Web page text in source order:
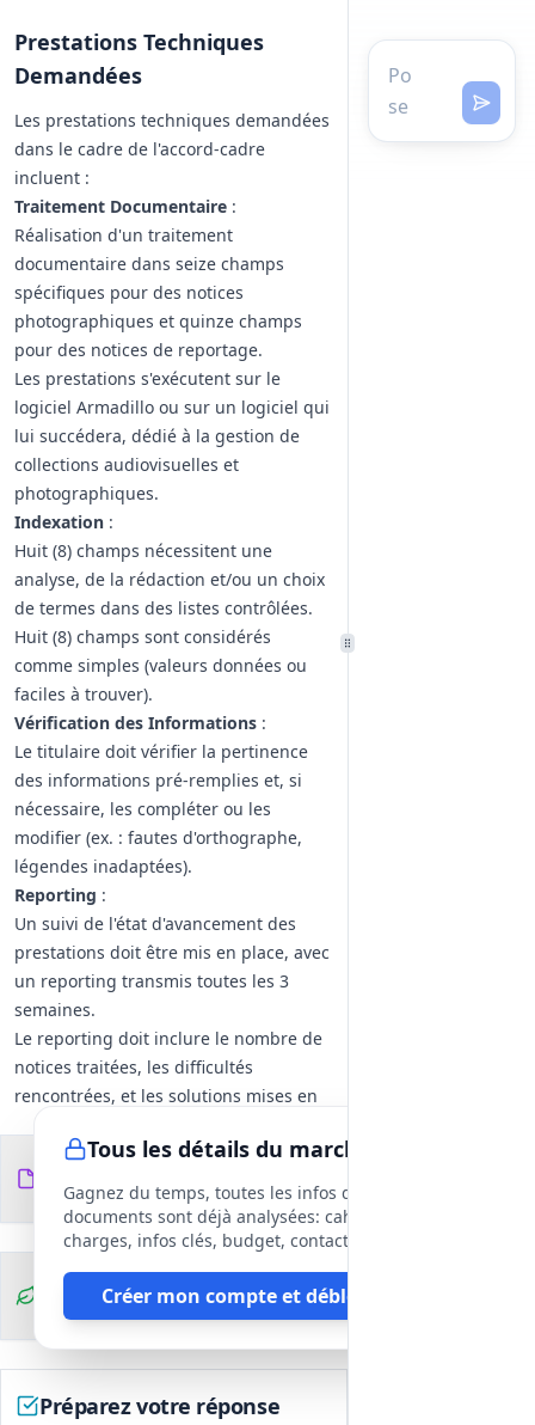
Prestations Techniques
Demandées
Les prestations techniques demandées
dans le cadre de l'accord-cadre
incluent :
Traitement Documentaire :
Réalisation d'un traitement
documentaire dans seize champs
spécifiques pour des notices
photographiques et quinze champs
pour des notices de reportage.
Les prestations s'exécutent sur le
logiciel Armadillo ou sur un logiciel qui
lui succédera, dédié à la gestion de
collections audiovisuelles et
photographiques.
Indexation :
Huit (8) champs nécessitent une
analyse, de la rédaction et/ou un choix
de termes dans des listes contrôlées.
Huit (8) champs sont considérés
comme simples (valeurs données ou
faciles à trouver).
Vérification des Informations :
Le titulaire doit vérifier la pertinence
des informations pré-remplies et, si
nécessaire, les compléter ou les
modifier (ex. : fautes d'orthographe,
légendes inadaptées).
Reporting :
Un suivi de l'état d'avancement des
prestations doit être mis en place, avec
un reporting transmis toutes les 3
semaines.
Le reporting doit inclure le nombre de
notices traitées, les difficultés
rencontrées, et les solutions mises en
Conditions de Travail:
Les prestations s'effectueront sur le
site de l'ECPAD, avec un espace de
travail fourni par l'établissement.
En cas de télétravail, le titulaire doit
disposer de l'équipement nécessaire et
rester joignable pendant les horaires
de travail.
Une formation sur le logiciel Armadillo
Tous les détails du marché
Gagnez du temps, toutes les infos des
documents sont déjà analysées: cahier des
charges, infos clés, budget, contact, etc
Créer mon compte et débloquer
Documents du
DCE
fichiers
Clauses
environnementales
Préparez votre réponse